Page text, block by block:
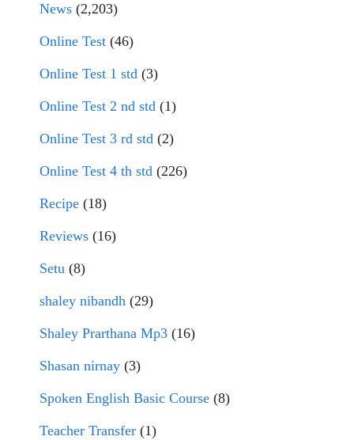
News (2,203)
Online Test (46)
Online Test 1 std (3)
Online Test 2 nd std (1)
Online Test 3 rd std (2)
Online Test 4 th std (226)
Recipe (18)
Reviews (16)
Setu (8)
shaley nibandh (29)
Shaley Prarthana Mp3 (16)
Shasan nirnay (3)
Spoken English Basic Course (8)
Teacher Transfer (1)